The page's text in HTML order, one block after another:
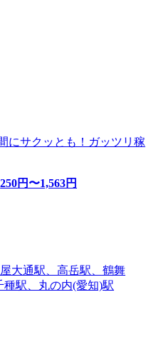
にサクッとも！ガッツリ稼
円〜1,563円
大通駅、高岳駅、鶴舞
駅、丸の内(愛知)駅